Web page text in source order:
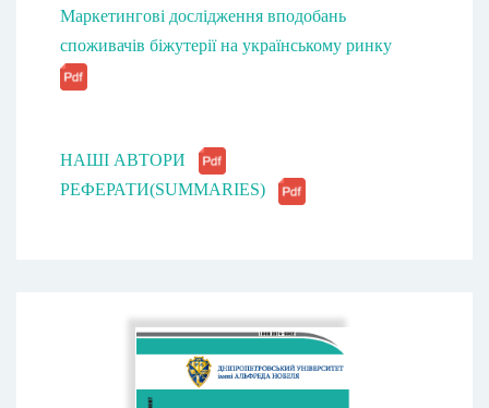
Маркетингові дослідження вподобань
споживачів біжутерії на українському ринку
НАШІ АВТОРИ
РЕФЕРАТИ(SUMMARIES)